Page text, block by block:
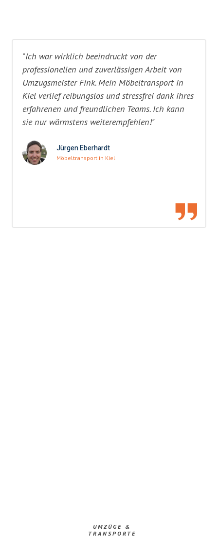
"Ich war wirklich beeindruckt von der
professionellen und zuverlässigen Arbeit von
Umzugsmeister Fink. Mein Möbeltransport in
Kiel verlief reibungslos und stressfrei dank ihres
erfahrenen und freundlichen Teams. Ich kann
sie nur wärmstens weiterempfehlen!"
Jürgen Eberhardt
Möbeltransport in Kiel
UMZÜGE &
TRANSPORTE